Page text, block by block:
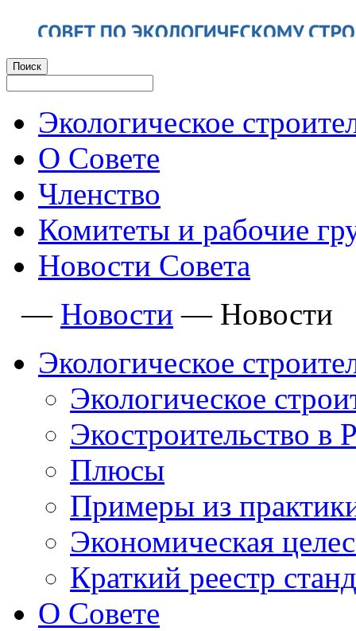
Экологическое
О Совете
Членство
Комитеты и рабочие
Новости Совета
— Новости — Новости
Экологическое
Экологическое
Экостроительство в
Плюсы
Примеры из
Экономическая
Краткий реестр
О Совете